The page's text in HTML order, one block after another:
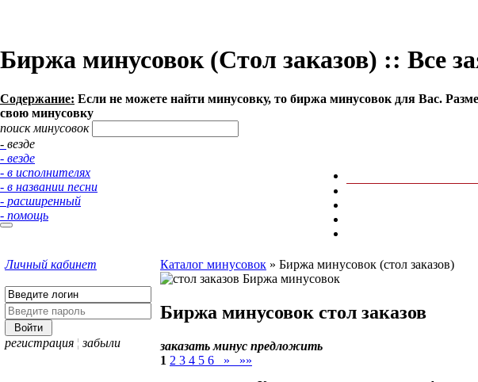
Биржа минусовок (Стол заказов) :: Все
Содержание: Если не можете найти минусовку, то биржа минусовок для Вас.
свою минусовку
поиск минусовок
- везде
- везде
- в исполнителях
- в названии песни
- расширенный
- помощь
Личный кабинет
регистрация ¦ забыли
Каталог минусовок » Биржа минусовок (стол заказов)
Биржа минусовок стол заказов
заказать минус предложить
1 2 3 4 5 6 »
»»